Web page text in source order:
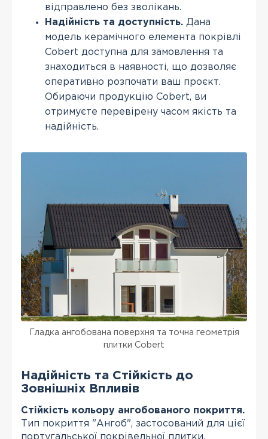
відправлено без зволікань.
Надійність та доступність. Дана
модель керамічного елемента покрівлі
Cobert доступна для замовлення та
знаходиться в наявності, що дозволяє
оперативно розпочати ваш проєкт.
Обираючи продукцію Cobert, ви
отримуєте перевірену часом якість та
надійність.
Гладка ангобована поверхня та точна геометрія
плитки Cobert
Надійність та Стійкість до
Зовнішніх Впливів
Стійкість кольору ангобованого покриття.
Тип покриття "Ангоб", застосований для цієї
португальської покрівельної плитки,